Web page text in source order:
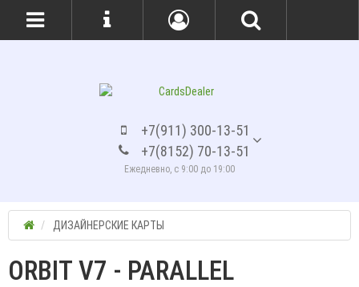
+7(911) 300-13-51
+7(8152) 70-13-51
Ежедневно, с 9:00 до 19:00
ДИЗАЙНЕРСКИЕ КАРТЫ
ORBIT V7 - PARALLEL